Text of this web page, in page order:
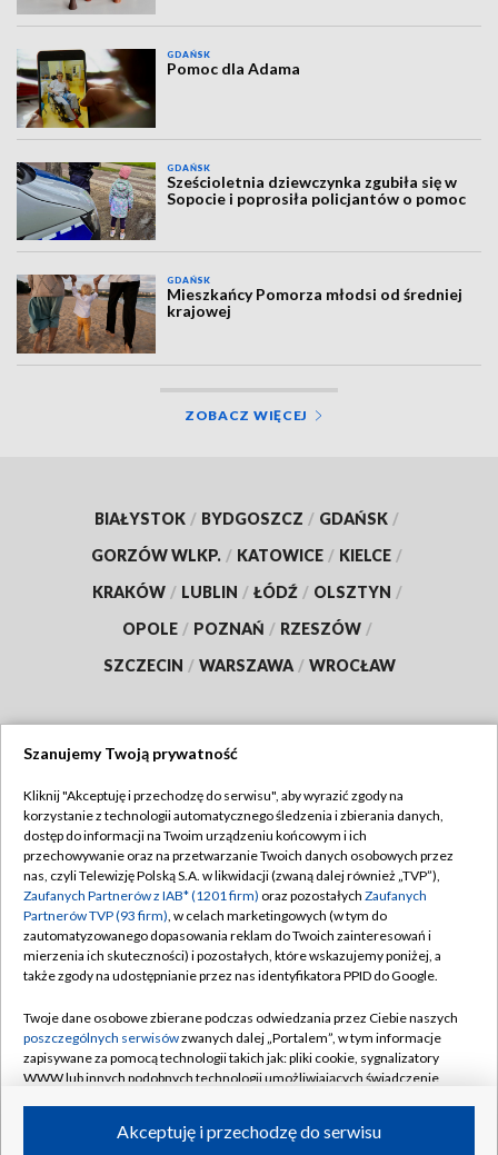
GDAŃSK
Pomoc dla Adama
GDAŃSK
Sześcioletnia dziewczynka zgubiła się w
Sopocie i poprosiła policjantów o pomoc
GDAŃSK
Mieszkańcy Pomorza młodsi od średniej
krajowej
ZOBACZ WIĘCEJ
BIAŁYSTOK / BYDGOSZCZ / GDAŃSK /
GORZÓW WLKP. / KATOWICE / KIELCE /
KRAKÓW / LUBLIN / ŁÓDŹ / OLSZTYN /
OPOLE / POZNAŃ / RZESZÓW /
SZCZECIN / WARSZAWA / WROCŁAW
TVP
Abonament TVP
Emisja w TVP
Centrum informacji TVP
Naziemna Telewizja Cyfrowa
Rada Programowa
System NOS
Informacje o nadawcy
Program dla prasy
Regulamin TVP
Polityka prywatności
Moje zgody
Pomoc
Kontakt
Kanały
Szanujemy Twoją prywatność
Kliknij "Akceptuję i przechodzę do serwisu", aby wyrazić zgody na
korzystanie z technologii automatycznego śledzenia i zbierania danych,
dostęp do informacji na Twoim urządzeniu końcowym i ich
przechowywanie oraz na przetwarzanie Twoich danych osobowych przez
nas, czyli Telewizję Polską S.A. w likwidacji (zwaną dalej również „TVP”),
Zaufanych Partnerów z IAB* (1201 firm) oraz pozostałych Zaufanych
Partnerów TVP (93 firm), w celach marketingowych (w tym do
zautomatyzowanego dopasowania reklam do Twoich zainteresowań i
mierzenia ich skuteczności) i pozostałych, które wskazujemy poniżej, a
także zgody na udostępnianie przez nas identyfikatora PPID do Google.
Twoje dane osobowe zbierane podczas odwiedzania przez Ciebie naszych
poszczególnych serwisówzwanych dalej „Portalem”, w tym informacje
zapisywane za pomocą technologii takich jak: pliki cookie, sygnalizatory
WWW lub innych podobnych technologii umożliwiających świadczenie
ruchu w Internecie.Akceptuję i przechodzę do serwisu